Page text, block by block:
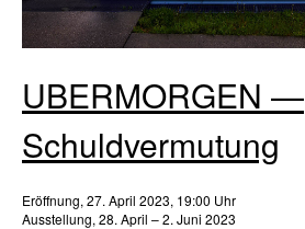
UBERMORGEN —
Schuldvermutung
Eröffnung, 27. April 2023, 19:00 Uhr
Ausstellung, 28. April – 2. Juni 2023